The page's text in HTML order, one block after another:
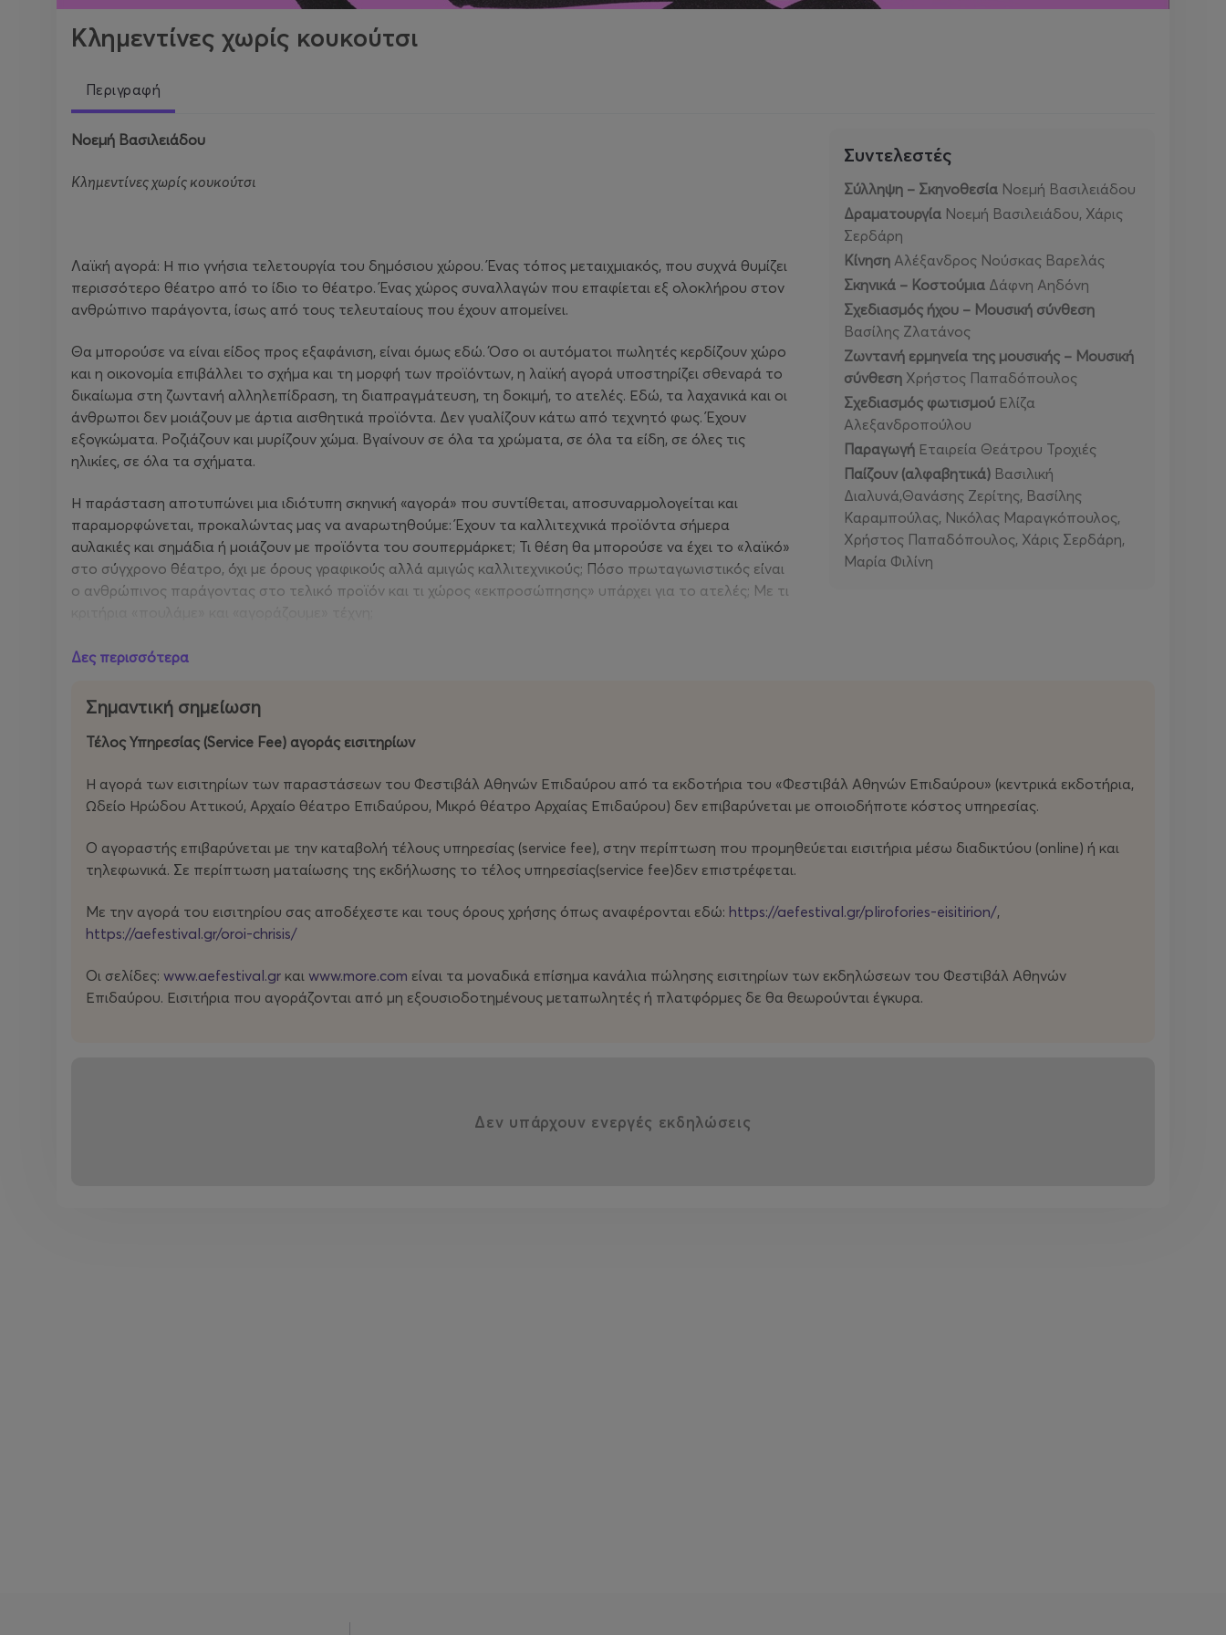
Κλημεντίνες χωρίς κουκούτσι
Περιγραφή
Νοεμή Βασιλειάδου
Κλημεντίνες χωρίς κουκούτσι
Λαϊκή αγορά: Η πιο γνήσια τελετουργία του δημόσιου χώρου. Ένας τόπος μεταιχμιακός, που συχνά θυμίζει
περισσότερο θέατρο από το ίδιο το θέατρο. Ένας χώρος συναλλαγών που επαφίεται εξ ολοκλήρου στον
ανθρώπινο παράγοντα, ίσως από τους τελευταίους που έχουν απομείνει.
Θα μπορούσε να είναι είδος προς εξαφάνιση, είναι όμως εδώ. Όσο οι αυτόματοι πωλητές κερδίζουν χώρο
και η οικονομία επιβάλλει το σχήμα και τη μορφή των προϊόντων, η λαϊκή αγορά υποστηρίζει σθεναρά το
δικαίωμα στη ζωντανή αλληλεπίδραση, τη διαπραγμάτευση, τη δοκιμή, το ατελές. Εδώ, τα λαχανικά και οι
άνθρωποι δεν μοιάζουν με άρτια αισθητικά προϊόντα. Δεν γυαλίζουν κάτω από τεχνητό φως. Έχουν
εξογκώματα. Ροζιάζουν και μυρίζουν χώμα. Βγαίνουν σε όλα τα χρώματα, σε όλα τα είδη, σε όλες τις
ηλικίες, σε όλα τα σχήματα.
Η παράσταση αποτυπώνει μια ιδιότυπη σκηνική «αγορά» που συντίθεται, αποσυναρμολογείται και
παραμορφώνεται, προκαλώντας μας να αναρωτηθούμε: Έχουν τα καλλιτεχνικά προϊόντα σήμερα
αυλακιές και σημάδια ή μοιάζουν με προϊόντα του σουπερμάρκετ; Τι θέση θα μπορούσε να έχει το «λαϊκό»
στο σύγχρονο θέατρο, όχι με όρους γραφικούς αλλά αμιγώς καλλιτεχνικούς; Πόσο πρωταγωνιστικός είναι
ο ανθρώπινος παράγοντας στο τελικό προϊόν και τι χώρος «εκπροσώπησης» υπάρχει για το ατελές; Με τι
Πολιτικά και κοινωνικά ερωτήματα δίνουν τη θέση τους σε συμβουλές για την καλύτερη πατάτα, άγαρμπα
θίασος παζαρεύει τον ατελή εαυτό του. Οι Κλημεντίνες χωρίς κουκούτσι είναι ένα ρέκβιεμ για τα
τελευταία ίχνη μιας εποχής. Μια απόπειρα αναστοχασμού πάνω στις έννοιες της παραγωγής και της
κατανάλωσης. Μια παράσταση που θέλει να βγει από τη γη κι ας έχει κουκούτσια.
Η ηθοποιός και σκηνοθέτις Νοεμή Βασιλειάδου ανήκει στη νέα γενιά του ελληνικού θεάτρου. Ως ηθοποιός
μετρά ήδη σημαντικές συνεργασίες, ενώ η πρώτη της σκηνοθεσία, η devised θεατρική παράσταση
Τεχνών από την Ένωση Ελλήνων Κριτικών το 2024.
Δες περισσότερα
Συντελεστές
Σύλληψη – Σκηνοθεσία Νοεμή Βασιλειάδου
Δραματουργία Νοεμή Βασιλειάδου, Χάρις
Σερδάρη
Κίνηση Αλέξανδρος Νούσκας Βαρελάς
Σκηνικά – Κοστούμια Δάφνη Αηδόνη
Σχεδιασμός ήχου – Μουσική σύνθεση
Βασίλης Ζλατάνος
Ζωντανή ερμηνεία της μουσικής – Μουσική
σύνθεση Χρήστος Παπαδόπουλος
Σχεδιασμός φωτισμού Ελίζα
Αλεξανδροπούλου
Παραγωγή Εταιρεία Θεάτρου Τροχιές
Παίζουν (αλφαβητικά) Βασιλική
Διαλυνά,Θανάσης Ζερίτης, Βασίλης
Καραμπούλας, Νικόλας Μαραγκόπουλος,
Χρήστος Παπαδόπουλος, Χάρις Σερδάρη,
Μαρία Φιλίνη
Σημαντική σημείωση
Τέλος Υπηρεσίας (Service Fee) αγοράς εισιτηρίων
Η αγορά των εισιτηρίων των παραστάσεων του Φεστιβάλ Αθηνών Επιδαύρου από τα εκδοτήρια του «Φεστιβάλ Αθηνών Επιδαύρου» (κεντρικά εκδοτήρια,
Ωδείο Ηρώδου Αττικού, Αρχαίο θέατρο Επιδαύρου, Μικρό θέατρο Αρχαίας Επιδαύρου) δεν επιβαρύνεται με οποιοδήποτε κόστος υπηρεσίας.
Ο αγοραστής επιβαρύνεται με την καταβολή τέλους υπηρεσίας (service fee), στην περίπτωση που προμηθεύεται εισιτήρια μέσω διαδικτύου (οnline) ή και
τηλεφωνικά. Σε περίπτωση ματαίωσης της εκδήλωσης το τέλος υπηρεσίας(service fee)δεν επιστρέφεται.
Με την αγορά του εισιτηρίου σας αποδέχεστε και τους όρους χρήσης όπως αναφέρονται εδώ: https://aefestival.gr/plirofories-eisitirion/,
https://aefestival.gr/oroi-chrisis/
Οι σελίδες: www.aefestival.gr και www.more.com είναι τα μοναδικά επίσημα κανάλια πώλησης εισιτηρίων των εκδηλώσεων του Φεστιβάλ Αθηνών
Επιδαύρου. Εισιτήρια που αγοράζονται από μη εξουσιοδοτημένους μεταπωλητές ή πλατφόρμες δε θα θεωρούνται έγκυρα.
Δεν υπάρχουν ενεργές εκδηλώσεις